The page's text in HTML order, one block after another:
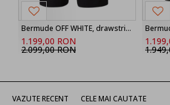
Bermude OFF WHITE, drawstring printed shorts
1.199,00 RON
2.099,00 RON
VAZUTE RECENT CELE MAI CAUTATE